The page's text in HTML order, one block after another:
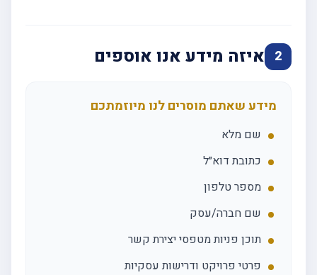
2 איזה מידע אנו אוספים
מידע שאתם מוסרים לנו מיוזמתכם
שם מלא
כתובת דוא״ל
מספר טלפון
שם חברה/עסק
תוכן פניות מטפסי יצירת קשר
פרטי פרויקט ודרישות עסקיות